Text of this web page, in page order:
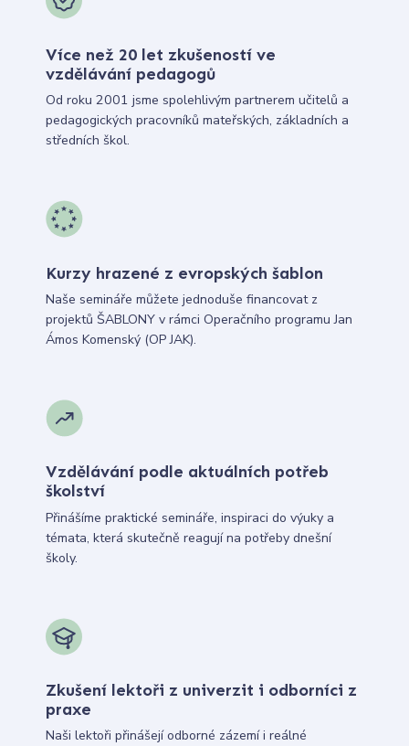
Více než 20 let zkušeností ve
vzdělávání pedagogů
Od roku 2001 jsme spolehlivým partnerem učitelů a
pedagogických pracovníků mateřských, základních a
středních škol.
Kurzy hrazené z evropských šablon
Naše semináře můžete jednoduše financovat z
projektů ŠABLONY v rámci Operačního programu Jan
Ámos Komenský (OP JAK).
Vzdělávání podle aktuálních potřeb
školství
Přinášíme praktické semináře, inspiraci do výuky a
témata, která skutečně reagují na potřeby dnešní
školy.
Zkušení lektoři z univerzit i odborníci z
praxe
Naši lektoři přinášejí odborné zázemí i reálné